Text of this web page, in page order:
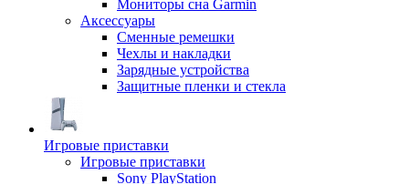
Мониторы сна Garmin
Аксессуары
Сменные ремешки
Чехлы и накладки
Зарядные устройства
Защитные пленки и стекла
Игровые приставки
Игровые приставки
Sony PlayStation